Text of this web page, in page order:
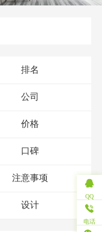
排名
公司
价格
口碑
注意事项
设计
QQ
电话